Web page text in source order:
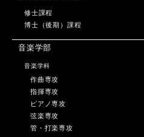
修士課程
博士（後期）課程
音楽学部
音楽学科
作曲専攻
指揮専攻
ピアノ専攻
弦楽専攻
管・打楽専攻